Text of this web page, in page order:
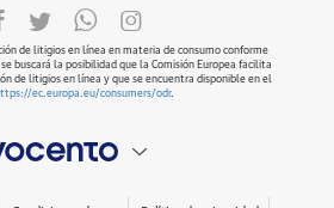
de litigios en línea en materia de consumo conforme
buscará la posibilidad que la Comisión Europea facilita
de litigios en línea y que se encuentra disponible en el
ec.europa.eu/consumers/odr.